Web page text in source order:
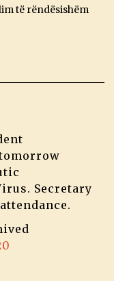
të rëndësishëm
Secretary